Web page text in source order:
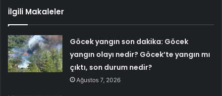
İlgili Makaleler
Göcek yangın son dakika: Göcek
yangın olayı nedir? Göcek’te yangın mı
çıktı, son durum nedir?
Ağustos 7, 2026